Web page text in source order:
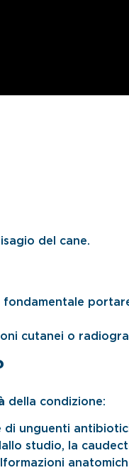
del cane.
cutanei o
della condizione:
di unguenti
studio, la